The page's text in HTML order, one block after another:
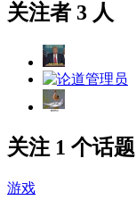
关注者 3 人
关注 1 个话题
游戏